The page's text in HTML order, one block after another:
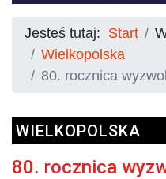
Jesteś tutaj: Start
Wielkopolska
80. rocznica
WIELKOPOLSKA
80. rocznica